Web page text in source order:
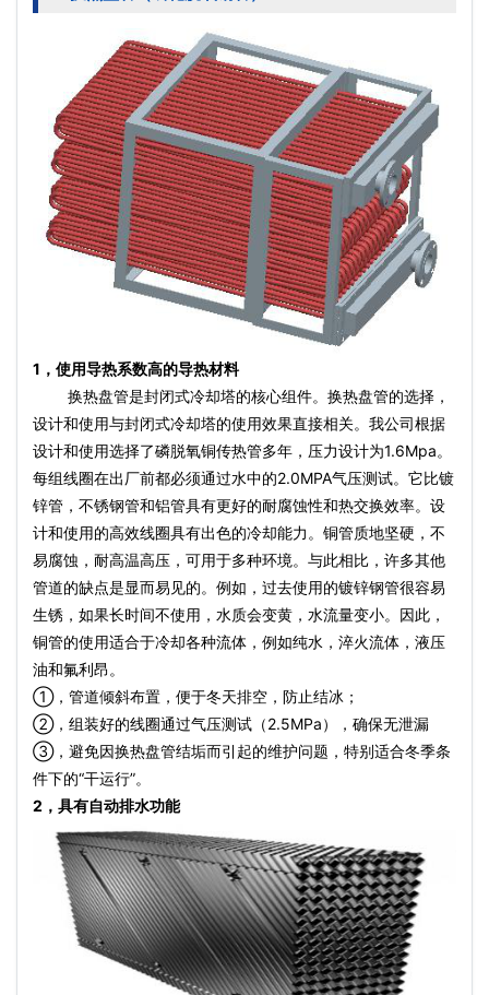
1，使用导热系数高的导热材料
换热盘管是封闭式冷却塔的核心组件。换热盘管的选择，
设计和使用与封闭式冷却塔的使用效果直接相关。我公司根据
设计和使用选择了磷脱氧铜传热管多年，压力设计为1.6Mpa。
每组线圈在出厂前都必须通过水中的2.0MPA气压测试。它比镀
锌管，不锈钢管和铝管具有更好的耐腐蚀性和热交换效率。设
计和使用的高效线圈具有出色的冷却能力。铜管质地坚硬，不
易腐蚀，耐高温高压，可用于多种环境。与此相比，许多其他
管道的缺点是显而易见的。例如，过去使用的镀锌钢管很容易
生锈，如果长时间不使用，水质会变黄，水流量变小。因此，
铜管的使用适合于冷却各种流体，例如纯水，淬火流体，液压
油和氟利昂。
①，管道倾斜布置，便于冬天排空，防止结冰；
②，组装好的线圈通过气压测试（2.5MPa），确保无泄漏
③，避免因换热盘管结垢而引起的维护问题，特别适合冬季条
件下的“干运行”。
2，具有自动排水功能